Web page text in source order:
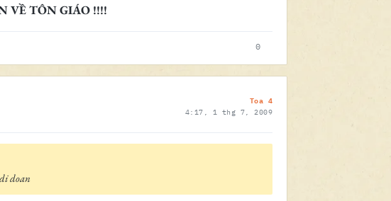
VỀ TÔN GIÁO !!!!
0
Toa 4
4:17, 1 thg 7, 2009
doan